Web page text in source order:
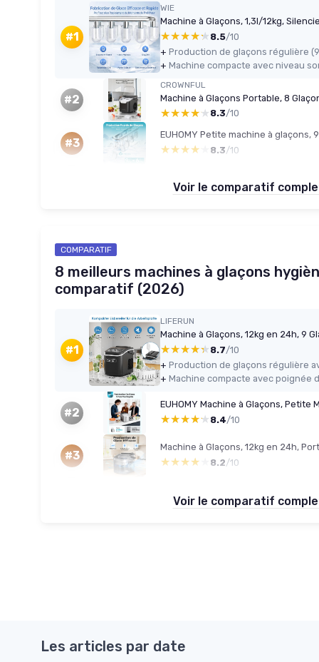
#1
WIE
★★★★★
★★★★★ 8.5/10
+
+
#2
CROWNFUL
★★★★★
★★★★★ 8.3/10
#3 ★★★★★
★★★★★ 8.3/10
Voir le comparatif
COMPARATIF
8 meilleurs machines à glaçons
comparatif (2026)
#1
LIFERUN
★★★★★
★★★★★ 8.7/10
+
+
#2 ★★★★★
★★★★★ 8.4/10
#3 ★★★★★
★★★★★ 8.2/10
Voir le comparatif
Les articles par date